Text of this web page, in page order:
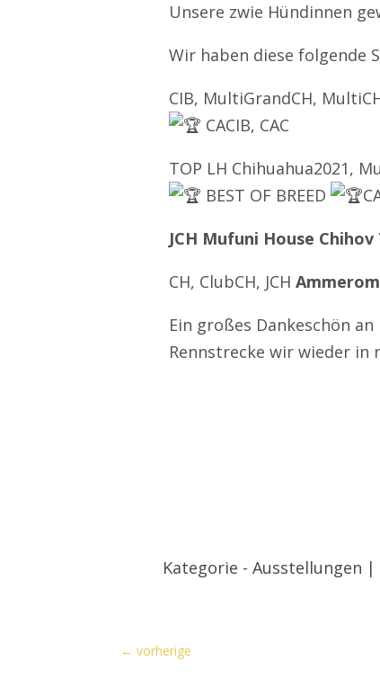
Unsere zwie Hündinnen
Wir haben diese folgende
CIB, MultiGrandCH,
CACIB, CAC
TOP LH Chihuahua2021,
BEST OF BREED
JCH Mufuni House
CH, ClubCH, JCH
Ein großes Dankeschön
Rennstrecke wir wieder in
Kategorie -Ausstellungen |
←vorherige